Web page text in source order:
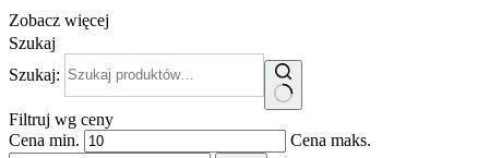
Zobacz więcej
Szukaj
Szukaj:
Filtruj wg ceny
Cena min.
Cena maks.